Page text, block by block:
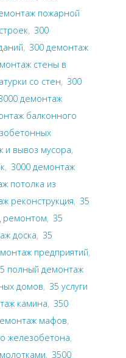
пожарной
, 300
, 300 демонтаж
стены в
со стен, 300
демонтаж
балконного
и вывоз мусора,
, 3000 демонтаж
потолка из
реконструкция, 35
ремонтом, 35
доска, 35
предприятий,
полный демонтаж
домов, 35 услуги
камина, 350
мафов,
железобетона,
, 3500